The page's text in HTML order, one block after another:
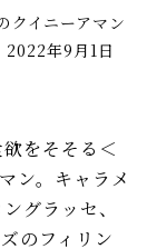
クイニーアマン
年9月1日
をそそる＜
ン。キャラメ
グラッセ、
のフィリン